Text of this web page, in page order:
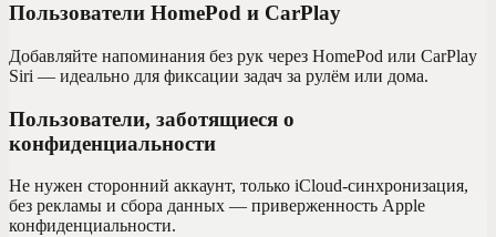
Пользователи HomePod и CarPlay
Добавляйте напоминания без рук через HomePod или CarPlay
Siri — идеально для фиксации задач за рулём или дома.
Пользователи, заботящиеся о
конфиденциальности
Не нужен сторонний аккаунт, только iCloud-синхронизация,
без рекламы и сбора данных — приверженность Apple
конфиденциальности.